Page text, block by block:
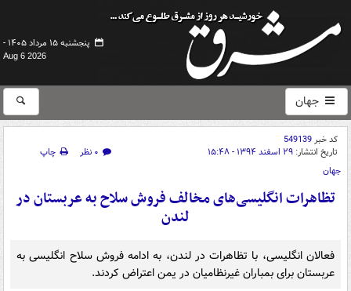
پنجشنبه ۱۵ مرداد ۱۴۰۵ -
Aug 6 2026
جهان
کد خبر549139
تاریخ انتشار: ۲۹ اسفند ۱۳۹۴ - ۱۵:۴۸ ۰ نظر
چاپ
جهان
تظاهرات انگلیسی‌های مخالف فروش سلاح به عربستان در
لندن
فعالان انگلیسی، با تظاهرات در لندن، به ادامه فروش سلاح انگلیسی به
عربستان برای بمباران غیرنظامیان در یمن اعتراض کردند.